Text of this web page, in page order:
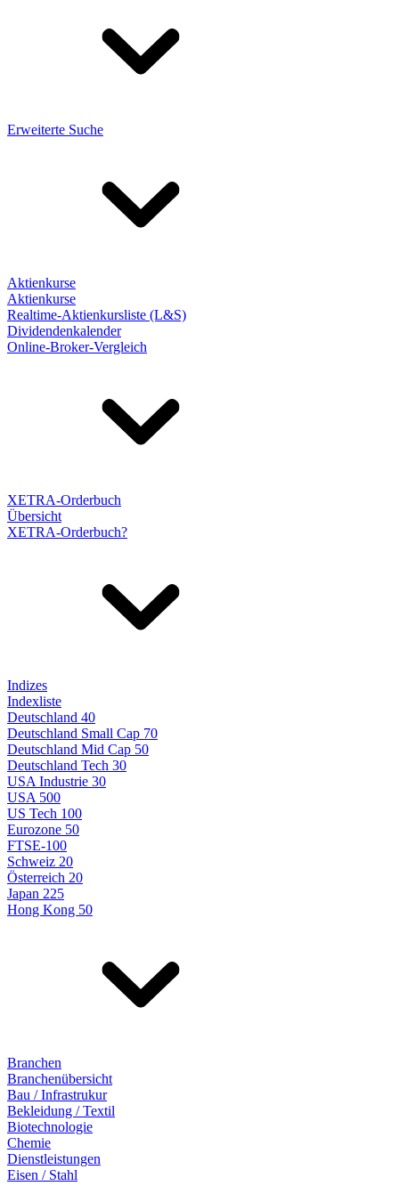
Erweiterte Suche
Aktienkurse
Aktienkurse
Realtime-Aktienkursliste (L&S)
Dividendenkalender
Online-Broker-Vergleich
XETRA-Orderbuch
Übersicht
XETRA-Orderbuch?
Indizes
Indexliste
Deutschland 40
Deutschland Small Cap 70
Deutschland Mid Cap 50
Deutschland Tech 30
USA Industrie 30
USA 500
US Tech 100
Eurozone 50
FTSE-100
Schweiz 20
Österreich 20
Japan 225
Hong Kong 50
Branchen
Branchenübersicht
Bau / Infrastrukur
Bekleidung / Textil
Biotechnologie
Chemie
Dienstleistungen
Eisen / Stahl